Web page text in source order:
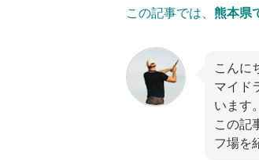
この記事では、 熊本県
こんに
マイド
います。
この記
フ場を